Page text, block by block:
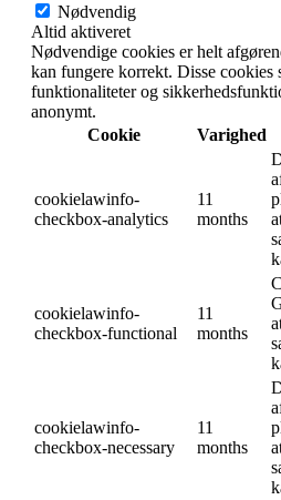
Nødvendig
Altid aktiveret
Nødvendige cookies er helt
kan fungere korrekt. Disse
funktionaliteter og
anonymt.
Cookie
Varighed
cookielawinfo-
checkbox-analytics
11
months
cookielawinfo-
checkbox-functional
11
months
cookielawinfo-
checkbox-necessary
11
months